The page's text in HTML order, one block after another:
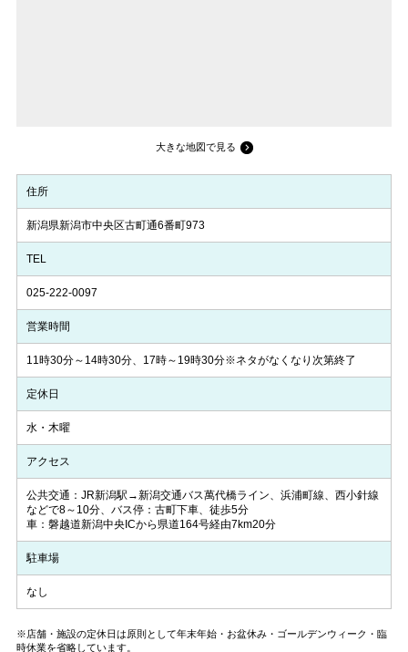
大きな地図で見る
住所
新潟県新潟市中央区古町通6番町973
TEL
025-222-0097
営業時間
11時30分～14時30分、17時～19時30分※ネタがなくなり次第終了
定休日
水・木曜
アクセス
公共交通：JR新潟駅→新潟交通バス萬代橋ライン、浜浦町線、西小針線
などで8～10分、バス停：古町下車、徒歩5分
車：磐越道新潟中央ICから県道164号経由7km20分
駐車場
なし
※店舗・施設の定休日は原則として年末年始・お盆休み・ゴールデンウィーク・臨
時休業を省略しています。